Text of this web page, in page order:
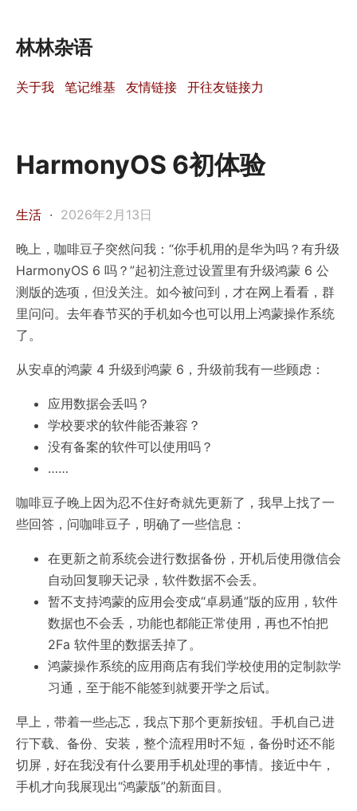
林林杂语
关于我 笔记维基 友情链接 开往友链接力
HarmonyOS 6初体验
生活 · 2026年2月13日
晚上，咖啡豆子突然问我：“你手机用的是华为吗？有升级
HarmonyOS 6 吗？”起初注意过设置里有升级鸿蒙 6 公
测版的选项，但没关注。如今被问到，才在网上看看，群
里问问。去年春节买的手机如今也可以用上鸿蒙操作系统
了。
从安卓的鸿蒙 4 升级到鸿蒙 6，升级前我有一些顾虑：
应用数据会丢吗？
学校要求的软件能否兼容？
没有备案的软件可以使用吗？
……
咖啡豆子晚上因为忍不住好奇就先更新了，我早上找了一
些回答，问咖啡豆子，明确了一些信息：
在更新之前系统会进行数据备份，开机后使用微信会
自动回复聊天记录，软件数据不会丢。
暂不支持鸿蒙的应用会变成“卓易通”版的应用，软件
数据也不会丢，功能也都能正常使用，再也不怕把
2Fa 软件里的数据丢掉了。
鸿蒙操作系统的应用商店有我们学校使用的定制款学
习通，至于能不能签到就要开学之后试。
早上，带着一些忐忑，我点下那个更新按钮。手机自己进
行下载、备份、安装，整个流程用时不短，备份时还不能
切屏，好在我没有什么要用手机处理的事情。接近中午，
手机才向我展现出“鸿蒙版”的新面目。